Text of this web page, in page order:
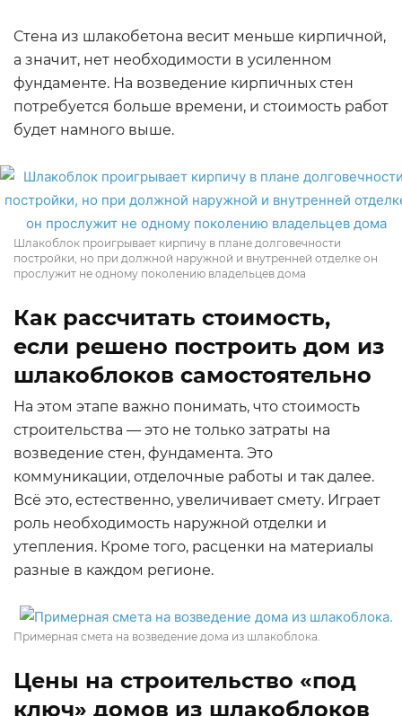
Стена из шлакобетона весит меньше кирпичной,
а значит, нет необходимости в усиленном
фундаменте. На возведение кирпичных стен
потребуется больше времени, и стоимость работ
будет намного выше.
Шлакоблок проигрывает кирпичу в плане долговечности
постройки, но при должной наружной и внутренней отделке он
прослужит не одному поколению владельцев дома
Как рассчитать стоимость,
если решено построить дом из
шлакоблоков самостоятельно
На этом этапе важно понимать, что стоимость
строительства — это не только затраты на
возведение стен, фундамента. Это
коммуникации, отделочные работы и так далее.
Всё это, естественно, увеличивает смету. Играет
роль необходимость наружной отделки и
утепления. Кроме того, расценки на материалы
разные в каждом регионе.
Примерная смета на возведение дома из шлакоблока.
Цены на строительство «под
ключ» домов из шлакоблоков